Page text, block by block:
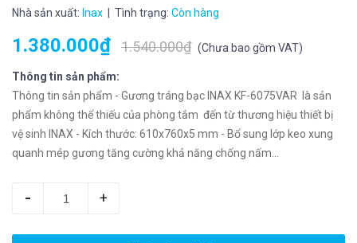
Nhà sản xuất: Inax | Tình trạng: Còn hàng
1.380.000₫ 1.540.000₫ (Chưa bao gồm VAT)
Thông tin sản phẩm:
Thông tin sản phẩm - Gương tráng bạc INAX KF-6075VAR là sản
phẩm không thể thiếu của phòng tắm đến từ thương hiệu thiết bị
vệ sinh INAX - Kích thước: 610x760x5 mm - Bổ sung lớp keo xung
quanh mép gương tăng cường khả năng chống nấm...
- +